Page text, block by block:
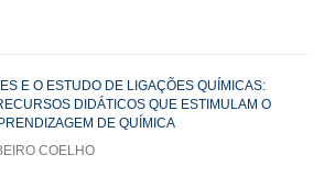
E O ESTUDO DE LIGAÇÕES QUÍMICAS:
DIDÁTICOS QUE ESTIMULAM O
DE QUÍMICA
COELHO